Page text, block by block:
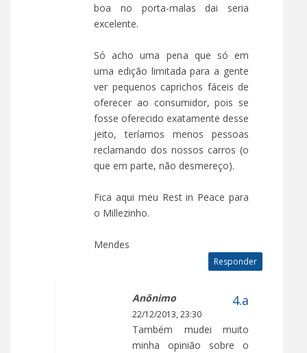
boa no porta-malas dai seria
excelente.
Só acho uma pena que só em
uma edição limitada para a gente
ver pequenos caprichos fáceis de
oferecer ao consumidor, pois se
fosse oferecido exatamente desse
jeito, teríamos menos pessoas
reclamando dos nossos carros (o
que em parte, não desmereço).
Fica aqui meu Rest in Peace para
o Millezinho.
Mendes
Responder
Anônimo
22/12/2013, 23:30
Também mudei muito
minha opinião sobre o